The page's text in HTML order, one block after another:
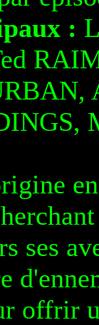
:
ses
offrir